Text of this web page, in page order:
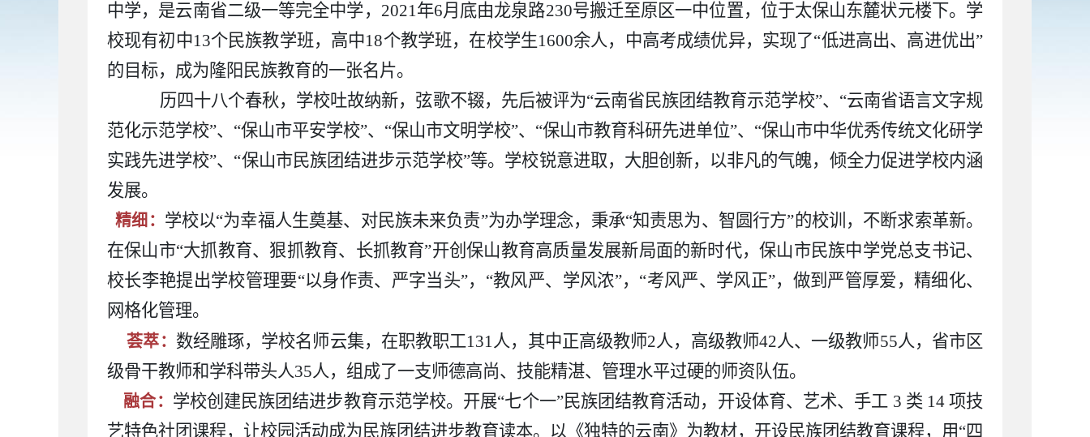
中学，是云南省二级一等完全中学，2021年6月底由龙泉路230号搬迁至原区一中位置，位于太保山东麓状元楼下。学
校现有初中13个民族教学班，高中18个教学班，在校学生1600余人，中高考成绩优异，实现了“低进高出、高进优出”
的目标，成为隆阳民族教育的一张名片。
历四十八个春秋，学校吐故纳新，弦歌不辍，先后被评为“云南省民族团结教育示范学校”、“云南省语言文字规
范化示范学校”、“保山市平安学校”、“保山市文明学校”、“保山市教育科研先进单位”、“保山市中华优秀传统文化研学
实践先进学校”、“保山市民族团结进步示范学校”等。学校锐意进取，大胆创新，以非凡的气魄，倾全力促进学校内涵
发展。
精细： 学校以“为幸福人生奠基、对民族未来负责”为办学理念，秉承“知责思为、智圆行方”的校训，不断求索革新。
在保山市“大抓教育、狠抓教育、长抓教育”开创保山教育高质量发展新局面的新时代，保山市民族中学党总支书记、
校长李艳提出学校管理要“以身作责、严字当头”，“教风严、学风浓”，“考风严、学风正”，做到严管厚爱，精细化、
网格化管理。
荟萃： 数经雕琢，学校名师云集，在职教职工131人，其中正高级教师2人，高级教师42人、一级教师55人，省市区
级骨干教师和学科带头人35人，组成了一支师德高尚、技能精湛、管理水平过硬的师资队伍。
融合： 学校创建民族团结进步教育示范学校。开展“七个一”民族团结教育活动，开设体育、艺术、手工 3 类 14 项技
艺特色社团课程，让校园活动成为民族团结进步教育读本。以《独特的云南》为教材，开设民族团结教育课程，用“四